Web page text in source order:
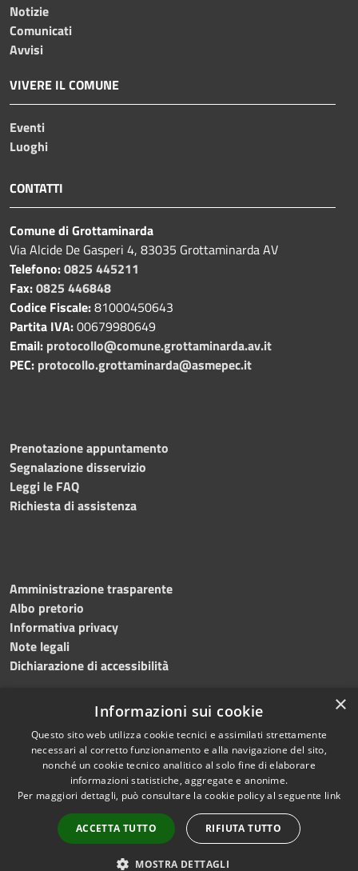
Notizie
Comunicati
Avvisi
VIVERE IL COMUNE
Eventi
Luoghi
CONTATTI
Comune di Grottaminarda
Via Alcide De Gasperi 4, 83035 Grottaminarda AV
Telefono:0825 445211
Fax:0825 446848
Codice Fiscale:81000450643
Partita IVA:00679980649
Email: protocollo@comune.grottaminarda.av.it
PEC: protocollo.grottaminarda@asmepec.it
Prenotazione appuntamento
Segnalazione disservizio
Leggi le FAQ
Richiesta di assistenza
Amministrazione trasparente
Albo pretorio
Informativa privacy
Note legali
Dichiarazione di accessibilità
RSS
Accessibilità
Cookie
Mappa del sito
Numeri utili
Copyright © 2024 •
Comune diGrottaminarda
• Powered byMunicipium
•Redazione
×
Informazioni sui cookie
Questo sito web utilizza cookie tecnici e assimilati strettamente
necessari al corretto funzionamento e alla navigazione del sito,
nonché un cookie tecnico analitico al solo fine di elaborare
informazioni statistiche, aggregate e anonime.
Per maggiori dettagli, può consultare la cookie policy al seguente link
ACCETTA TUTTO RIFIUTA TUTTO
MOSTRA DETTAGLI